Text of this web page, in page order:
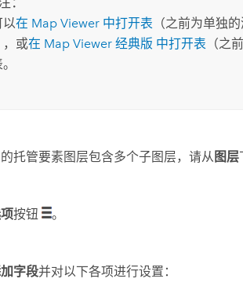
以在 Map Viewer中打开表 （之前为单独
，或在 Map Viewer 经典版 中打开表 （之
托管要素图层包含多个子图层，请从 图层
按钮 。
字段并对以下各项进行设置：